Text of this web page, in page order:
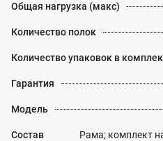
Общая нагрузка (макс)
Количество полок
Количество упаковок в
Гарантия
Модель
Состав
Рама; комплект